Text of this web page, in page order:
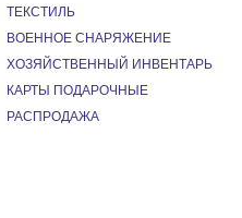
ТЕКСТИЛЬ
ВОЕННОЕ СНАРЯЖЕНИЕ
ХОЗЯЙСТВЕННЫЙ ИНВЕНТАРЬ
КАРТЫ ПОДАРОЧНЫЕ
РАСПРОДАЖА